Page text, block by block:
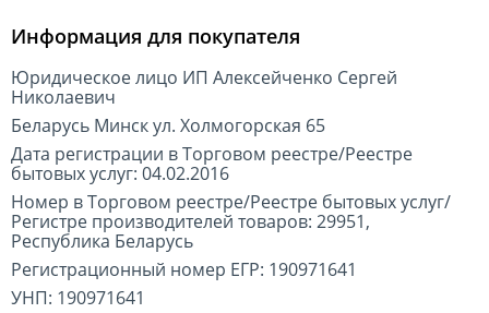
Информация для покупателя
Юридическое лицо ИП Алексейченко Сергей
Николаевич
Беларусь Минск ул. Холмогорская 65
Дата регистрации в Торговом реестре/Реестре
бытовых услуг: 04.02.2016
Номер в Торговом реестре/Реестре бытовых услуг/
Регистре производителей товаров: 29951,
Республика Беларусь
Регистрационный номер ЕГР: 190971641
УНП: 190971641